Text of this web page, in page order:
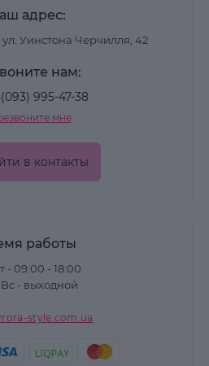
адрес:
Уинстона Черчилля, 42
нам:
995-47-38
мне
в контакты
работы
- 09:00 - 18:00
- выходной
style.com.ua